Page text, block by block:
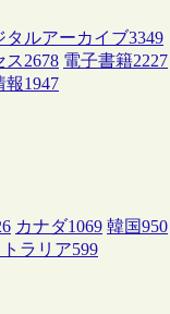
タルアーカイブ3349
ス2678 電子書籍2227
報1947
カナダ1069 韓国950
ラリア599